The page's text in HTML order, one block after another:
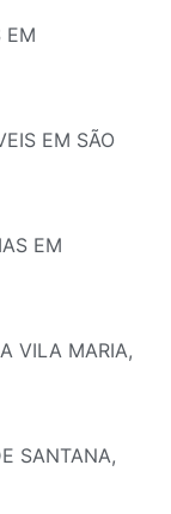
EM
EM SÃO
EM
VILA MARIA,
SANTANA,